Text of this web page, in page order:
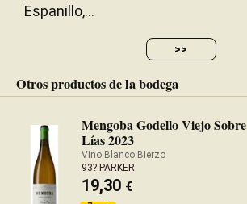
Espanillo,...
>>
Otros productos de la bodega
Mengoba Godello Viejo Sobre
Lías 2023
Vino Blanco Bierzo
93? PARKER
19,30 €